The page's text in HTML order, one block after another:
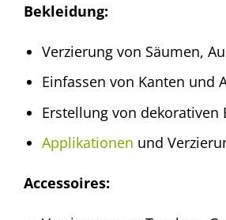
Bekleidung:
Verzierung von Säumen,
Einfassen von Kanten und
Erstellung von dekorativen
Applikationen und
Accessoires: